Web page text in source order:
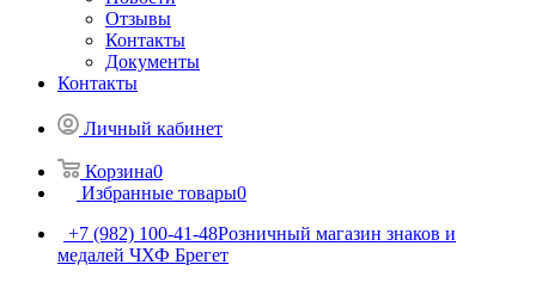
Отзывы
Контакты
Документы
Контакты
Личный кабинет
Корзина0
Избранные товары0
+7 (982) 100-41-48Розничный магазин знаков и
медалей ЧХФ Брегет